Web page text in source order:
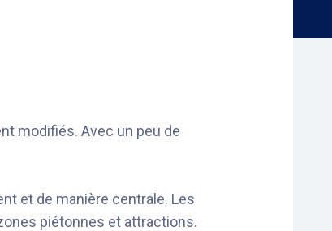
modifiés. Avec un peu de
et de manière centrale. Les
piétonnes et attractions.